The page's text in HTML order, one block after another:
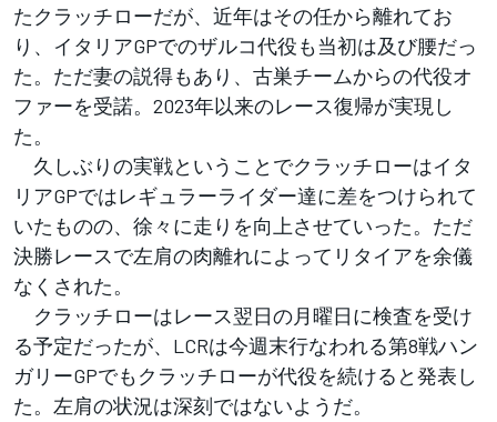
たクラッチローだが、近年はその任から離れてお
り、イタリアGPでのザルコ代役も当初は及び腰だっ
た。ただ妻の説得もあり、古巣チームからの代役オ
ファーを受諾。2023年以来のレース復帰が実現し
た。
久しぶりの実戦ということでクラッチローはイタ
リアGPではレギュラーライダー達に差をつけられて
いたものの、徐々に走りを向上させていった。ただ
決勝レースで左肩の肉離れによってリタイアを余儀
なくされた。
クラッチローはレース翌日の月曜日に検査を受け
る予定だったが、LCRは今週末行なわれる第8戦ハン
ガリーGPでもクラッチローが代役を続けると発表し
た。左肩の状況は深刻ではないようだ。